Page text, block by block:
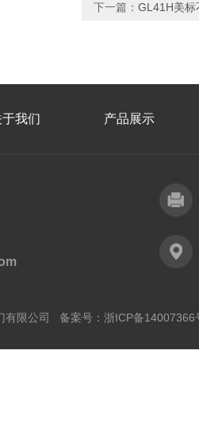
下一篇： GL41H美标
于我们 产品展示
有限公司 备案号： 浙ICP备14007366